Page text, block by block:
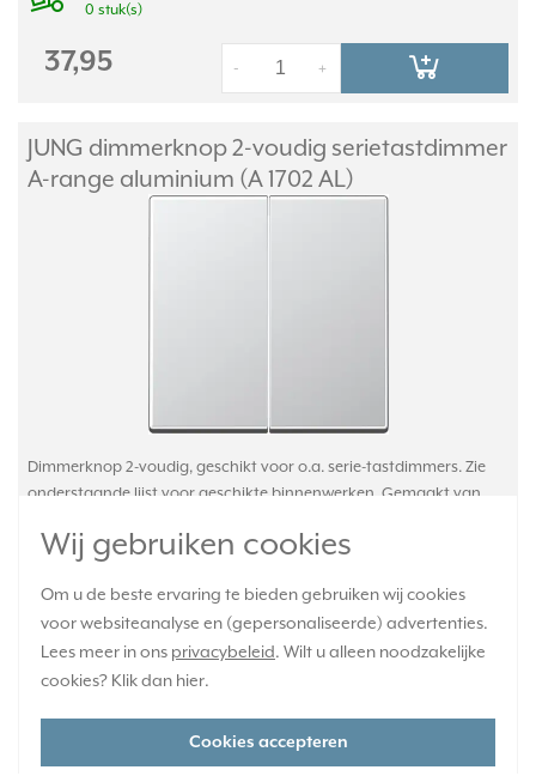
Wij gebruiken cookies
Om u de beste ervaring te bieden gebruiken wij cookies
voor websiteanalyse en (gepersonaliseerde) advertenties.
Lees meer in ons privacybeleid. Wilt u alleen noodzakelijke
cookies? Klik dan hier.
Cookies accepteren
0 stuk(s)
37,95 +
-
JUNG dimmerknop 2-voudig serietastdimmer
A-range aluminium (A 1702 AL)
Dimmerknop 2-voudig, geschikt voor o.a. serie-tastdimmers. Zie
onderstaande lijst voor geschikte binnenwerken. Gemaakt van
afdekraam. Serie: A-range, kleur: aluminium.
Verwachte levertijd:
1-2 weken
Huidige voorraad:
0 stuk(s)
+
-